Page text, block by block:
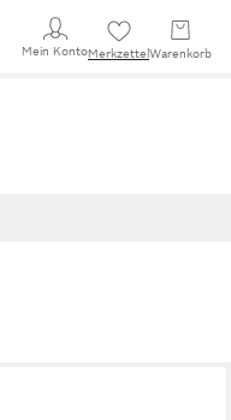
Mein KontoMerkzettel Warenkorb